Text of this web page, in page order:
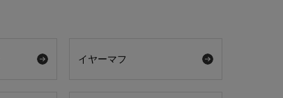
イヤーマフ